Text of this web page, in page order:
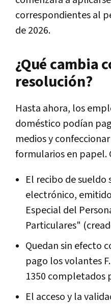
correspondientes al
de 2026.
¿Qué cambia
resolución?
Hasta ahora, los
doméstico podían
medios y
formularios en papel.
El recibo de
electrónico,
Especial del
Particulares"
Quedan sin efecto
pago los volantes
1350 completados
El acceso y la